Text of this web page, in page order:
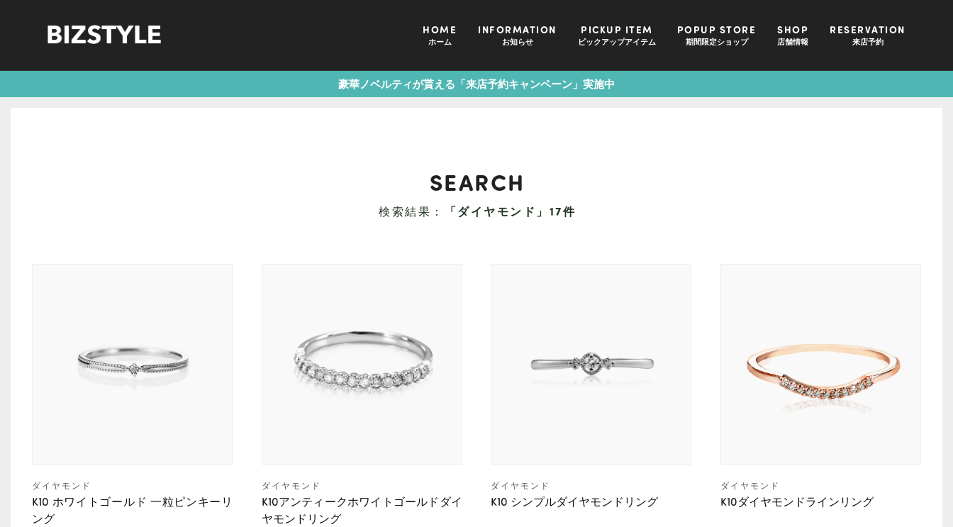
HOME
ホーム
INFORMATION
お知らせ
PICKUP ITEM
ピックアップアイテム
POPUP STORE
期間限定ショップ
SHOP
店舗情報
RESERVATION
来店予約
豪華ノベルティが貰える「来店予約キャンペーン」実施中
SEARCH
検索結果： 「ダイヤモンド」17件
ダイヤモンド
K10 ホワイトゴールド 一粒ピンキーリ
ング
ダイヤモンド
K10アンティークホワイトゴールドダイ
ヤモンドリング
ダイヤモンド
K10 シンプルダイヤモンドリング
ダイヤモンド
K10ダイヤモンドラインリング